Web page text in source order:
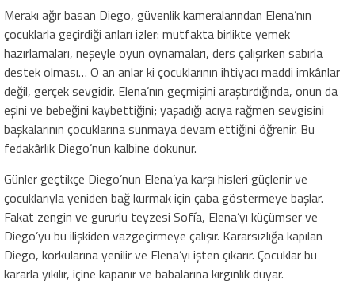
Merakı ağır basan Diego, güvenlik kameralarından Elena’nın
çocuklarla geçirdiği anları izler: mutfakta birlikte yemek
hazırlamaları, neşeyle oyun oynamaları, ders çalışırken sabırla
destek olması… O an anlar ki çocuklarının ihtiyacı maddi imkânlar
değil, gerçek sevgidir. Elena’nın geçmişini araştırdığında, onun da
eşini ve bebeğini kaybettiğini; yaşadığı acıya rağmen sevgisini
başkalarının çocuklarına sunmaya devam ettiğini öğrenir. Bu
fedakârlık Diego’nun kalbine dokunur.
Günler geçtikçe Diego’nun Elena’ya karşı hisleri güçlenir ve
çocuklarıyla yeniden bağ kurmak için çaba göstermeye başlar.
Fakat zengin ve gururlu teyzesi Sofía, Elena’yı küçümser ve
Diego’yu bu ilişkiden vazgeçirmeye çalışır. Kararsızlığa kapılan
Diego, korkularına yenilir ve Elena’yı işten çıkarır. Çocuklar bu
kararla yıkılır, içine kapanır ve babalarına kırgınlık duyar.